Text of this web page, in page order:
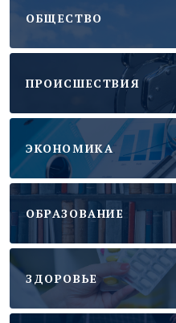
ОБЩЕСТВО
ПРОИСШЕСТВИЯ
ЭКОНОМИКА
ОБРАЗОВАНИЕ
ЗДОРОВЬЕ